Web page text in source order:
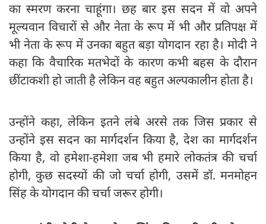
का स्मरण करना चाहूंगा। छह बार इस सदन में वो अपने
मूल्यवान विचारों से और नेता के रूप में भी और प्रतिपक्ष में
भी नेता के रूप में उनका बहुत बड़ा योगदान रहा है। मोदी ने
कहा कि वैचारिक मतभेदों के कारण कभी बहस के दौरान
छींटाकशी हो जाती है लेकिन वह बहुत अल्पकालीन होता है।
उन्होंने कहा, लेकिन इतने लंबे अरसे तक जिस प्रकार से
उन्होंने इस सदन का मार्गदर्शन किया है, देश का मार्गदर्शन
किया है, वो हमेशा-हमेशा जब भी हमारे लोकतंत्र की चर्चा
होगी, कुछ सदस्यों की जो चर्चा होगी, उसमें डॉ. मनमोहन
सिंह के योगदान की चर्चा जरूर होगी।